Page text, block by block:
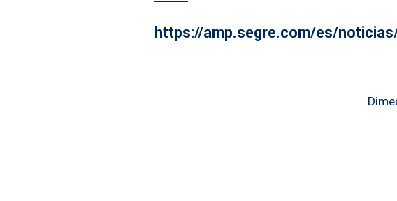
https://amp.segre.com/es/